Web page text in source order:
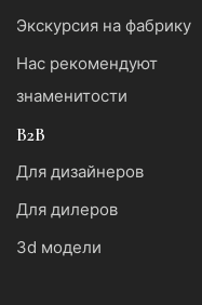
Экскурсия на фабрику
Нас рекомендуют
знаменитости
B2B
Для дизайнеров
Для дилеров
3d модели